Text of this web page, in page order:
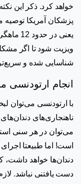
خواهد کرد.ذکر این
پزشکان آمریکا
یعنی
ویزیت شود تا اگر
شناسایی شده و
انجام ارتودنسی
با ارتودنسی می‌توان
ناهنجاری‌های
می‌توان در هر سنی
است! اما طبیعتا
دندان‌ها خواهد داشت،
دست یافتنی نباشد.